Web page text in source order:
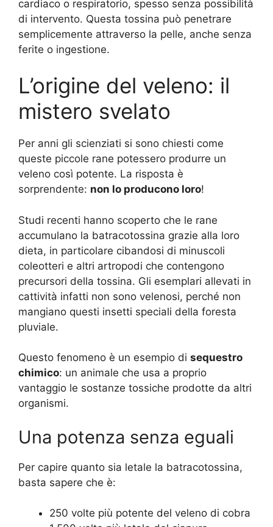
cardiaco o respiratorio, spesso senza possibilità
di intervento. Questa tossina può penetrare
semplicemente attraverso la pelle, anche senza
ferite o ingestione.
L’origine del veleno: il
mistero svelato
Per anni gli scienziati si sono chiesti come
queste piccole rane potessero produrre un
veleno così potente. La risposta è
sorprendente: non lo producono loro!
Studi recenti hanno scoperto che le rane
accumulano la batracotossina grazie alla loro
dieta, in particolare cibandosi di minuscoli
coleotteri e altri artropodi che contengono
precursori della tossina. Gli esemplari allevati in
cattività infatti non sono velenosi, perché non
mangiano questi insetti speciali della foresta
pluviale.
Questo fenomeno è un esempio di sequestro
chimico: un animale che usa a proprio
vantaggio le sostanze tossiche prodotte da altri
organismi.
Una potenza senza eguali
Per capire quanto sia letale la batracotossina,
basta sapere che è:
250 volte più potente del veleno di cobra